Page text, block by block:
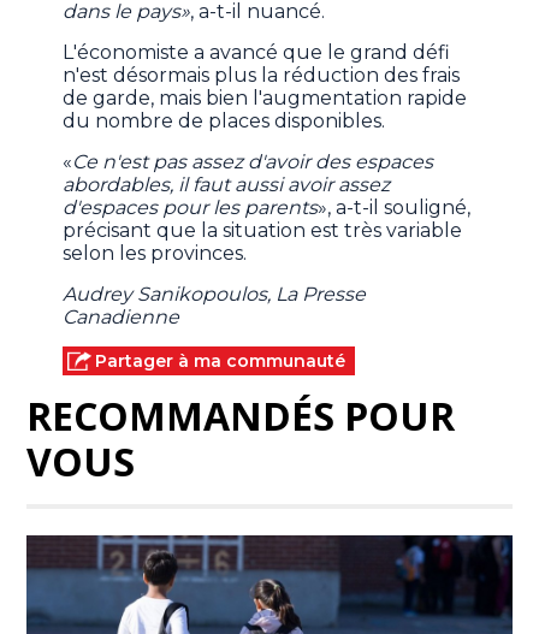
dans le pays», a-t-il nuancé.
L'économiste a avancé que le grand défi
n'est désormais plus la réduction des frais
de garde, mais bien l'augmentation rapide
du nombre de places disponibles.
«Ce n'est pas assez d'avoir des espaces
abordables, il faut aussi avoir assez
d'espaces pour les parents», a-t-il souligné,
précisant que la situation est très variable
selon les provinces.
Audrey Sanikopoulos, La Presse
Canadienne
Partager à ma communauté
RECOMMANDÉS POUR
VOUS